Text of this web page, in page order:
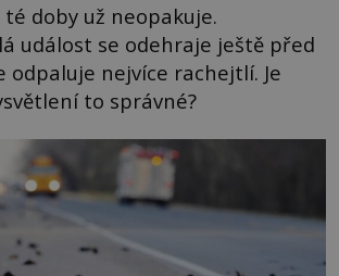
té doby už neopakuje.
událost se odehraje ještě před
odpaluje nejvíce rachejtlí. Je
to správné?